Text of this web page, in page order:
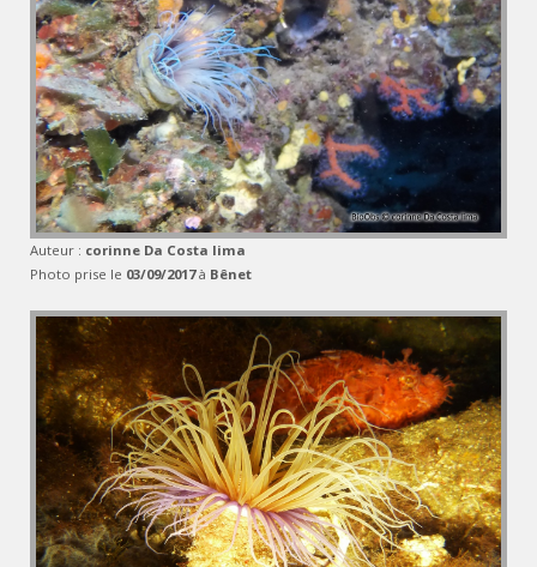
Auteur : corinne Da Costa lima
Photo prise le 03/09/2017à Bênet